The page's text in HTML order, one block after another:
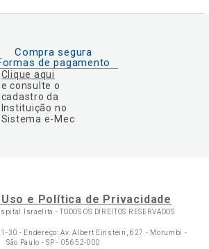
Compra segura
de pagamento
Clique aqui
e consulte o
cadastro da
Instituição no
Sistema e-Mec
e Política de Privacidade
Israelita -TODOS OS DIREITOS RESERVADOS
30 - Endereço: Av. Albert Einstein, 627 - Morumbi -
São Paulo - SP - 05652-000